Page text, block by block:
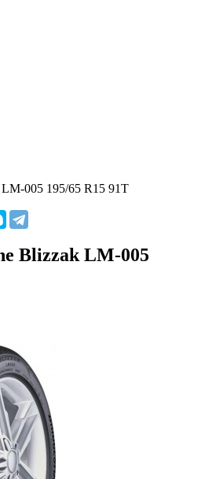
005 195/65 R15 91T
Blizzak LM-005